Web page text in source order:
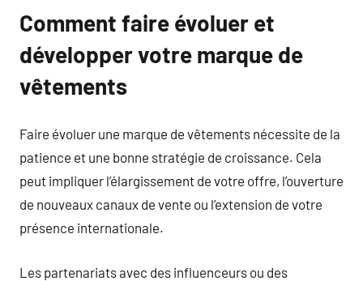
Comment faire évoluer et
développer votre marque de
vêtements
Faire évoluer une marque de vêtements nécessite de la
patience et une bonne stratégie de croissance. Cela
peut impliquer l’élargissement de votre offre, l’ouverture
de nouveaux canaux de vente ou l’extension de votre
présence internationale.
Les partenariats avec des influenceurs ou des